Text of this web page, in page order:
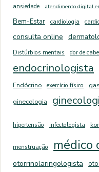
ansiedade atendimento digital
Bem-Estar
cardiologia
consulta online
Distúrbios mentais
dor de
endocrinologista
Endócrino exercício físico
ginecologia
hipertensão infectologista
menstruação médico
otorrinolaringologista